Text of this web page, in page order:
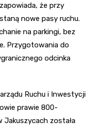
że przy
nowe pasy ruchu.
na parkingi, bez
Przygotowania do
odcinka
Ruchu i Inwestycji
prawie 800-
Jakuszycach została